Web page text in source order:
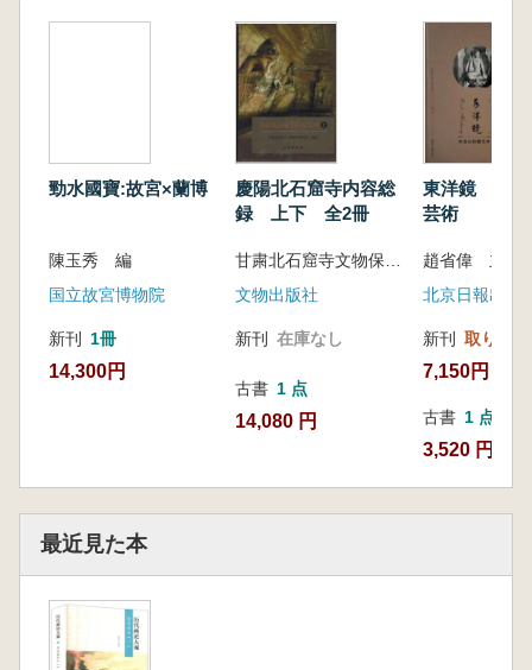
勁水國寶:故宮×蘭博
陳玉秀 編
国立故宮博物院
新刊 1冊
14,300円
慶陽北石窟寺内容総
録 上下 全2冊
文物出版社
新刊 在庫なし
古書 1 点
14,080 円
東洋鏡 天龍
芸術
北京日報出版
新刊 取り寄せ
7,150円
古書 1 点
3,520 円
最近見た本